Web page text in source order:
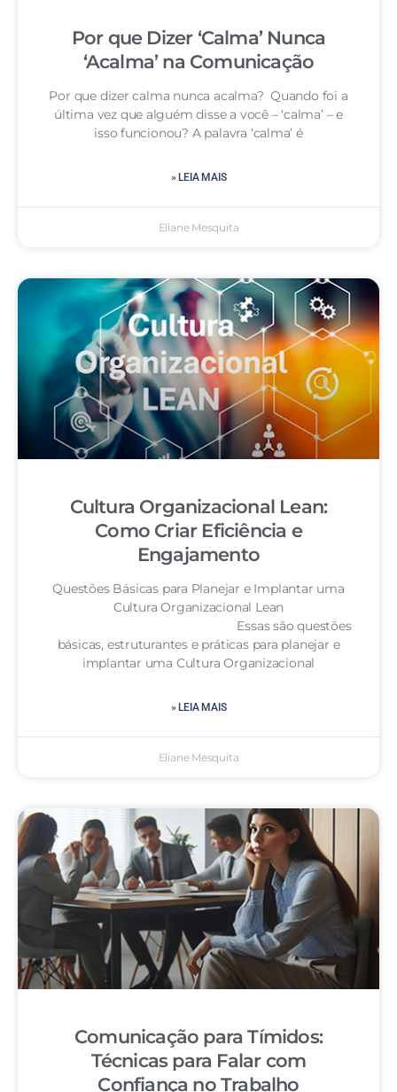
Por que Dizer ‘Calma’ Nunca
‘Acalma’ na Comunicação
Por que dizer calma nunca acalma? Quando foi a
última vez que alguém disse a você – ‘calma’ – e
isso funcionou? A palavra ‘calma’ é
» LEIA MAIS
Eliane Mesquita
Cultura Organizacional Lean:
Como Criar Eficiência e
Engajamento
Questões Básicas para Planejar e Implantar uma
Cultura Organizacional Lean
Essas são questões
básicas, estruturantes e práticas para planejar e
implantar uma Cultura Organizacional
» LEIA MAIS
Eliane Mesquita
Comunicação para Tímidos:
Técnicas para Falar com
Confiança no Trabalho